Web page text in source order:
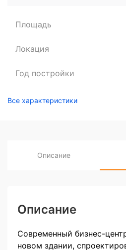
Площадь
Локация
Год постройки
Все характеристики
Описание
Описание
Современный бизнес-
новом здании,